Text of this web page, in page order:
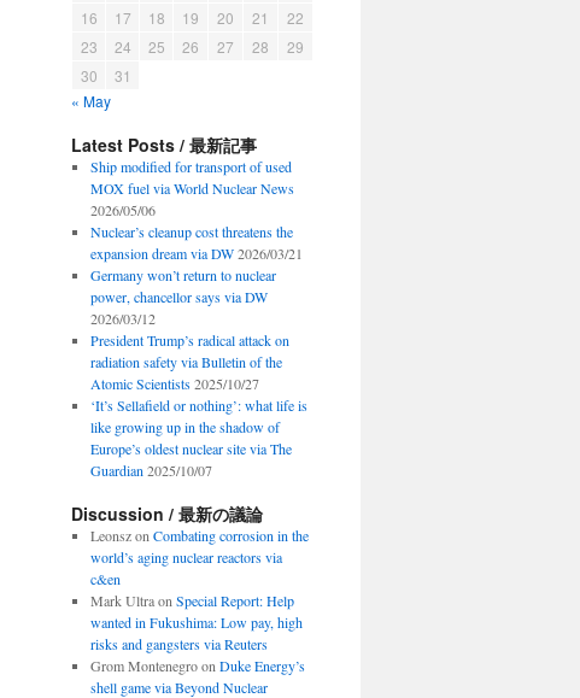
16
17 18 19 20 21
22
23
24 25 26 27 28
29
30
31
« May
Latest Posts / 最新記事
Ship modified for transport of used
MOX fuel via World Nuclear News
2026/05/06
Nuclear’s cleanup cost threatens the
expansion dream via DW 2026/03/21
Germany won’t return to nuclear
power, chancellor says via DW
2026/03/12
President Trump’s radical attack on
radiation safety via Bulletin of the
Atomic Scientists 2025/10/27
‘It’s Sellafield or nothing’: what life is
like growing up in the shadow of
Europe’s oldest nuclear site via The
Guardian 2025/10/07
Discussion / 最新の議論
Leonszon Combating corrosion in the
world’s aging nuclear reactors via
c&en
Mark Ultraon Special Report: Help
wanted in Fukushima: Low pay, high
risks and gangsters via Reuters
Grom Montenegroon Duke Energy’s
shell game via Beyond Nuclear